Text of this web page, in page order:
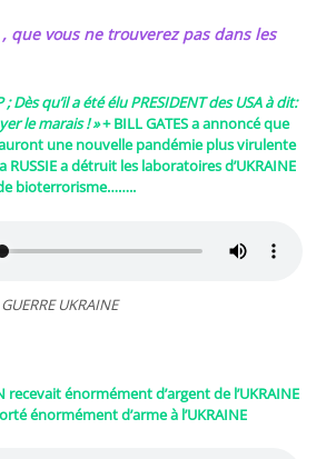
que vous ne trouverez pas dans les
Dès qu’il a été élu PRESIDENT des USA à dit:
le marais ! »+ BILL GATES a annoncé que
une nouvelle pandémie plus virulente
RUSSIE a détruit les laboratoires d’UKRAINE
bioterrorisme……..
UKRAINE
recevait énormément d’argent de l’UKRAINE
énormément d’arme à l’UKRAINE